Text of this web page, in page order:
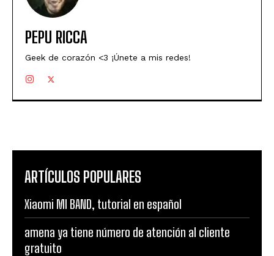
PEPU RICCA
Geek de corazón <3 ¡Únete a mis redes!
ARTÍCULOS POPULARES
Xiaomi MI BAND, tutorial en español
amena ya tiene número de atención al cliente
gratuito